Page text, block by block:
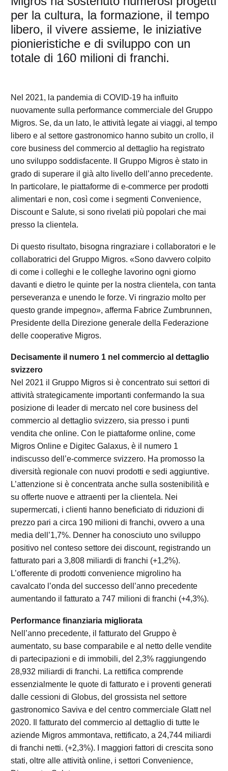
per la cultura, la formazione, il tempo
libero, il vivere assieme, le iniziative
pionieristiche e di sviluppo con un
totale di 160 milioni di franchi.
Nel 2021, la pandemia di COVID-19 ha influito
nuovamente sulla performance commerciale del Gruppo
Migros. Se, da un lato, le attività legate ai viaggi, al tempo
libero e al settore gastronomico hanno subito un crollo, il
core business del commercio al dettaglio ha registrato
uno sviluppo soddisfacente. Il Gruppo Migros è stato in
grado di superare il già alto livello dell’anno precedente.
In particolare, le piattaforme di e-commerce per prodotti
alimentari e non, così come i segmenti Convenience,
Discount e Salute, si sono rivelati più popolari che mai
presso la clientela.
Di questo risultato, bisogna ringraziare i collaboratori e le
collaboratrici del Gruppo Migros. «Sono davvero colpito
di come i colleghi e le colleghe lavorino ogni giorno
davanti e dietro le quinte per la nostra clientela, con tanta
perseveranza e unendo le forze. Vi ringrazio molto per
questo grande impegno», afferma Fabrice Zumbrunnen,
Presidente della Direzione generale della Federazione
delle cooperative Migros.
Decisamente il numero 1 nel commercio al dettaglio
svizzero
Nel 2021 il Gruppo Migros si è concentrato sui settori di
attività strategicamente importanti confermando la sua
posizione di leader di mercato nel core business del
commercio al dettaglio svizzero, sia presso i punti
vendita che online. Con le piattaforme online, come
Migros Online e Digitec Galaxus, è il numero 1
indiscusso dell’e-commerce svizzero. Ha promosso la
diversità regionale con nuovi prodotti e sedi aggiuntive.
L’attenzione si è concentrata anche sulla sostenibilità e
su offerte nuove e attraenti per la clientela. Nei
supermercati, i clienti hanno beneficiato di riduzioni di
prezzo pari a circa 190 milioni di franchi, ovvero a una
media dell’1,7%. Denner ha conosciuto uno sviluppo
positivo nel conteso settore dei discount, registrando un
fatturato pari a 3,808 miliardi di franchi (+1,2%).
L’offerente di prodotti convenience migrolino ha
cavalcato l’onda del successo dell’anno precedente
aumentando il fatturato a 747 milioni di franchi (+4,3%).
Performance finanziaria migliorata
Nell’anno precedente, il fatturato del Gruppo è
aumentato, su base comparabile e al netto delle vendite
di partecipazioni e di immobili, del 2,3% raggiungendo
28,932 miliardi di franchi. La rettifica comprende
essenzialmente le quote di fatturato e i proventi generati
dalle cessioni di Globus, del grossista nel settore
gastronomico Saviva e del centro commerciale Glatt nel
2020. Il fatturato del commercio al dettaglio di tutte le
aziende Migros ammontava, rettificato, a 24,744 miliardi
di franchi netti. (+2,3%). I maggiori fattori di crescita sono
stati, oltre alle attività online, i settori Convenience,